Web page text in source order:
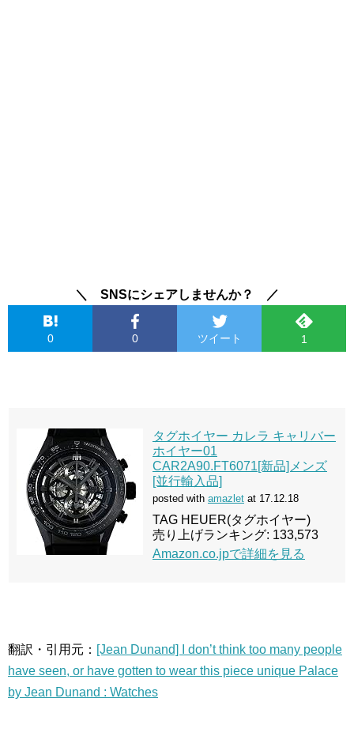
＼ SNSにシェアしませんか？ ／
0 0 ツイート 1
タグホイヤー カレラ キャリバー
ホイヤー01
CAR2A90.FT6071[新品]メンズ
[並行輸入品]
posted with amazlet at 17.12.18
TAG HEUER(タグホイヤー)
売り上げランキング: 133,573
Amazon.co.jpで詳細を見る
翻訳・引用元： [Jean Dunand] I don’t think too many people
have seen, or have gotten to wear this piece unique Palace
by Jean Dunand : Watches